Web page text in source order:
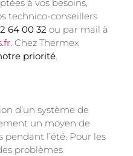
à vos besoins,
technico-conseillers
64 00 32 ou par mail à
. Chez Thermex
priorité.
d’un système de
un moyen de
l’été. Pour les
problèmes